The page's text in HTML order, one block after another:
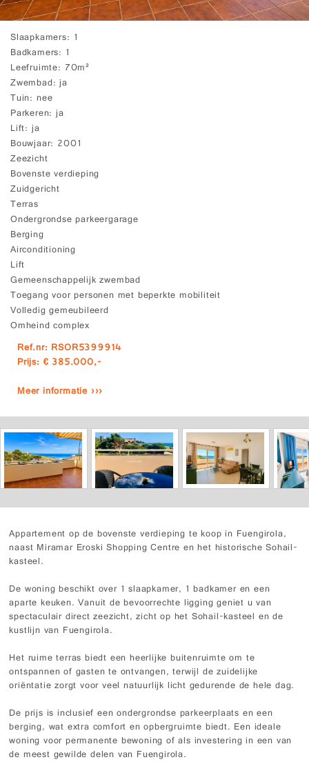
Slaapkamers 1
Badkamers 1
Leefruimte 70m²
Zwembad ja
Tuin nee
Parkeren ja
Lift ja
Bouwjaar 2001
Zeezicht
Bovenste verdieping
Zuidgericht
Terras
Ondergrondse parkeergarage
Berging
Airconditioning
Lift
Gemeenschappelijk zwembad
Toegang voor personen met beperkte mobiliteit
Volledig gemeubileerd
Omheind complex
Ref.nr: RSOR5399914
Prijs: € 385.000,-
Meer informatie ›››
Appartement op de bovenste verdieping te koop in Fuengirola,
naast Miramar Eroski Shopping Centre en het historische Sohail-
kasteel.
De woning beschikt over 1 slaapkamer, 1 badkamer en een
aparte keuken. Vanuit de bevoorrechte ligging geniet u van
spectaculair direct zeezicht, zicht op het Sohail-kasteel en de
kustlijn van Fuengirola.
Het ruime terras biedt een heerlijke buitenruimte om te
ontspannen of gasten te ontvangen, terwijl de zuidelijke
oriëntatie zorgt voor veel natuurlijk licht gedurende de hele dag.
De prijs is inclusief een ondergrondse parkeerplaats en een
berging, wat extra comfort en opbergruimte biedt. Een ideale
woning voor permanente bewoning of als investering in een van
de meest gewilde delen van Fuengirola.